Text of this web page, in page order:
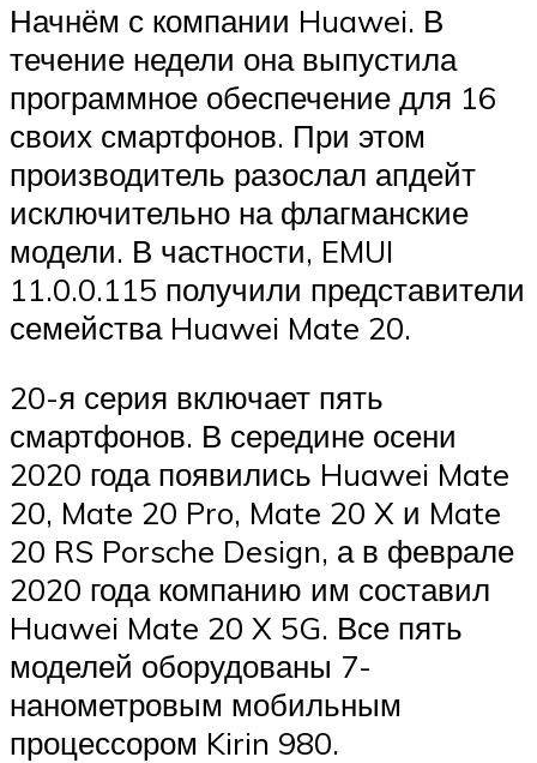
Начнём с компании Huawei. В
течение недели она выпустила
программное обеспечение для 16
своих смартфонов. При этом
производитель разослал апдейт
исключительно на флагманские
модели. В частности, EMUI
11.0.0.115 получили представители
семейства Huawei Mate 20.
20-я серия включает пять
смартфонов. В середине осени
2020 года появились Huawei Mate
20, Mate 20 Pro, Mate 20 X и Mate
20 RS Porsche Design, а в феврале
2020 года компанию им составил
Huawei Mate 20 X 5G. Все пять
моделей оборудованы 7-
нанометровым мобильным
процессором Kirin 980.